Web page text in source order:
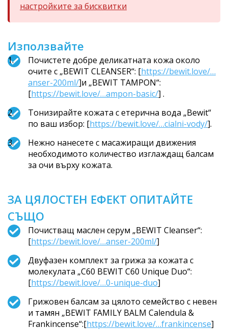
настройките за бисквитки
Използвайте
Почистете добре деликатната кожа около
очите с „BEWIT CLEANSER“: [https://bewit.love/…
anser-200ml/]и „BEWIT TAMPON“:
[https://bewit.love/…ampon-basic/] .
Тонизирайте кожата с етерична вода „Bewit“
по ваш избор: [https://bewit.love/…cialni-vody/].
Нежно нанесете с масажиращи движения
необходимото количество изглаждащ балсам
за очи върху кожата.
ЗА ЦЯЛОСТЕН ЕФЕКТ ОПИТАЙТЕ
СЪЩО
Почистващ маслен серум „BEWIT Cleanser“:
[https://bewit.love/…anser-200ml/]
Двуфазен комплект за грижа за кожата с
молекулата „C60 BEWIT C60 Unique Duo“:
[https://bewit.love/…0-unique-duo]
Грижовен балсам за цялото семейство с невен
и тамян „BEWIT FAMILY BALM Calendula &
Frankincense“:[https://bewit.love/…frankincense]